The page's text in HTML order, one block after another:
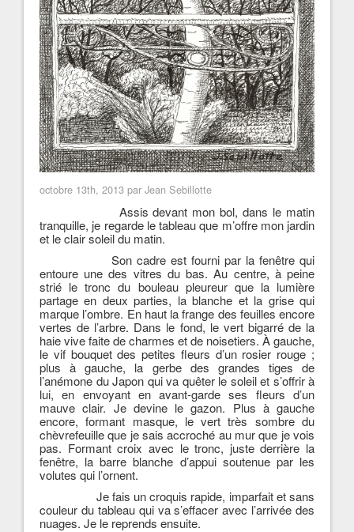
octobre 13th, 2013 par Jean Sebillotte
Assis devant mon bol, dans le matin
tranquille, je regarde le tableau que m’offre mon jardin
et le clair soleil du matin.
Son cadre est fourni par la fenêtre qui
entoure une des vitres du bas. Au centre, à peine
strié le tronc du bouleau pleureur que la lumière
partage en deux parties, la blanche et la grise qui
marque l’ombre. En haut la frange des feuilles encore
vertes de l’arbre. Dans le fond, le vert bigarré de la
haie vive faite de charmes et de noisetiers. À gauche,
le vif bouquet des petites fleurs d’un rosier rouge ;
plus à gauche, la gerbe des grandes tiges de
l’anémone du Japon qui va quêter le soleil et s’offrir à
lui, en envoyant en avant-garde ses fleurs d’un
mauve clair. Je devine le gazon. Plus à gauche
encore, formant masque, le vert très sombre du
chèvrefeuille que je sais accroché au mur que je vois
pas. Formant croix avec le tronc, juste derrière la
fenêtre, la barre blanche d’appui soutenue par les
volutes qui l’ornent.
Je fais un croquis rapide, imparfait et sans
couleur du tableau qui va s’effacer avec l’arrivée des
nuages. Je le reprends ensuite.